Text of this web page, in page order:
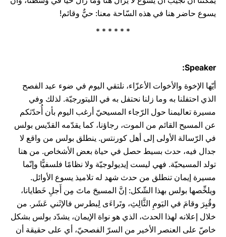
يسوع حاضر هنا في هذه السّاحة معنا: حيٌّ وقائم!
* * * * * *
Speaker:
أيّها الإخوة والأخوات الأعزّاء، نلتقي اليوم في ضوء عيد الفصح
الذي احتفلنا به وما زلنا نحتفل به في الليتورجيّة. لذلك وفي
مسيرة تعاليمنا حول الرّجاء المسيحيّ أرغب اليوم بأن أُحدّثكم
عن المسيح القائم من الموت، رجاؤنا، كما يقدّمه القدّيس بولس
في الرّسالة الأولى إلى أهل كورنتس. ينطلق بولس من واقع لا
جدال فيه، حدث بسيط حصل في حياة بعض الأشخاص. من هنا
تولد المسيحيّة. فهي ليست إيديولوجيّة ولا نظامًا فلسفيًّا وإنّما
مسيرة إيمان تنطلق من حدث شهد له تلاميذ يسوع الأوائل.
ويلخِّصها بولس بهذا الشّكل: إنَّ المسيحَ ماتَ مِن أَجلِ خَطايانا،
وقُبِرَ وقامَ في اليَومِ الثَّالِثِ، وتَراءَى لِبطرس فالإثَني عَشَر. من
خلال إعلانه لهذا الحدث، الذي هو نواة الإيمان، يشدّد بولس بشكل
خاصّ على العنصر الأخير من السرّ الفصحيّ، أي على حقيقة أن